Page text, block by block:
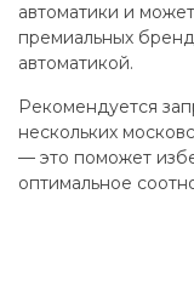
автоматики и
премиальных
автоматикой.
Рекомендуется
нескольких
— это поможет
оптимальное